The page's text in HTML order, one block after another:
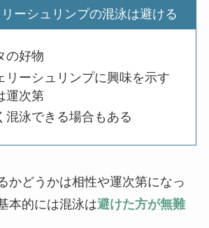
ーシュリンプの混泳は避ける
の好物
リーシュリンプに興味を示す
運次第
混泳できる場合もある
かどうかは相性や運次第になっ
本的には混泳は避けた方が無難